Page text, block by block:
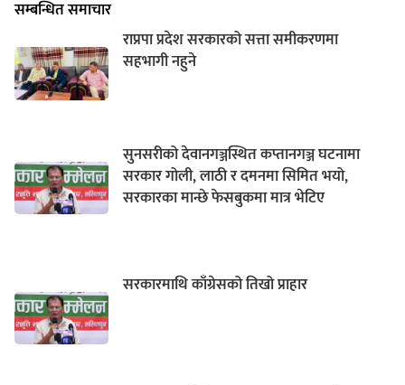
सम्बन्धित समाचार
राप्रपा प्रदेश सरकारको सत्ता समीकरणमा
सहभागी नहुने
सुनसरीको देवानगञ्जस्थित कप्तानगञ्ज घटनामा
सरकार गोली, लाठी र दमनमा सिमित भयो,
सरकारका मान्छे फेसबुकमा मात्र भेटिए
सरकारमाथि काँग्रेसको तिखो प्राहार